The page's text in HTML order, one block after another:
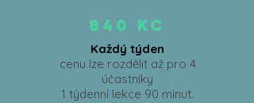
840 kc
Každý týden
cenu lze rozdělit až pro 4
účastníky
1 týdenní lekce 90 minut.